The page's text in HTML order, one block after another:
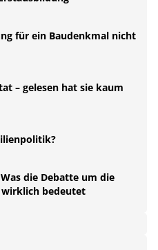
für ein Baudenkmal nicht
– gelesen hat sie kaum
die Debatte um die
bedeutet